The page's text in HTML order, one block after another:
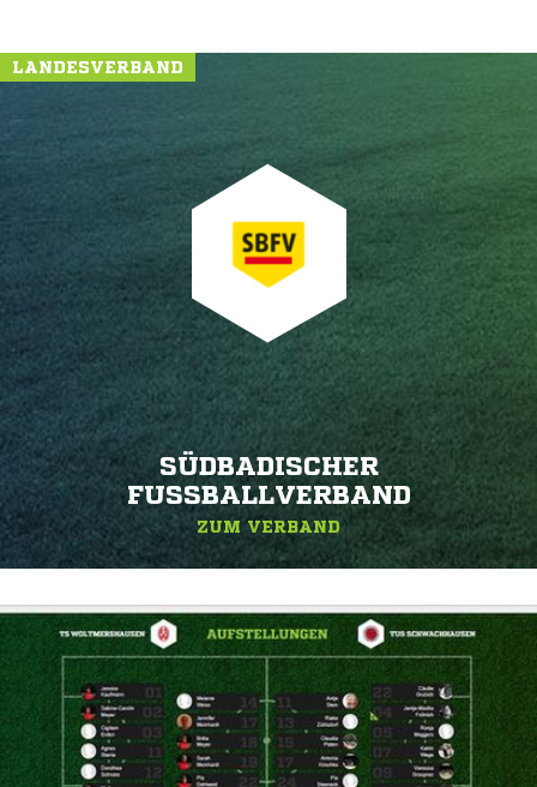
LANDESVERBAND
SÜDBADISCHER
FUSSBALLVERBAND
ZUM VERBAND